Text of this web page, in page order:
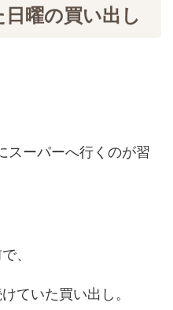
日曜の買い出し
スーパーへ行くのが習
、
ていた買い出し。